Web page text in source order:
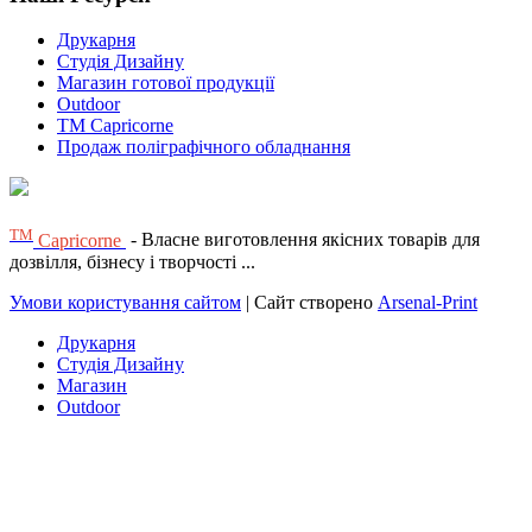
Друкарня
Студія Дизайну
Магазин готової продукції
Outdoor
TM Capricorne
Продаж поліграфічного обладнання
ТМ Capricorne - Власне виготовлення якісних товарів для
дозвілля, бізнесу і творчості ...
Умови користування сайтом | Сайт створено Arsenal-Print
Друкарня
Студія Дизайну
Магазин
Outdoor